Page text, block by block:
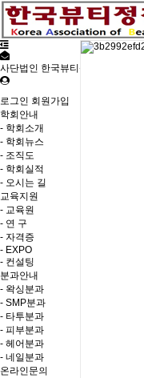
사단법인 한국뷰티샵중앙회
로그인 회원가입
학회안내
- 학회소개
- 학회뉴스
- 조직도
- 학회실적
- 오시는 길
교육지원
- 교육원
- 연 구
- 자격증
- EXPO
- 컨설팅
분과안내
- 왁싱분과
- SMP분과
- 타투분과
- 피부분과
- 헤어분과
- 네일분과
온라인문의